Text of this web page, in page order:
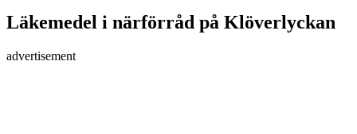
Läkemedel i närförråd på Klöverlyckan
advertisement